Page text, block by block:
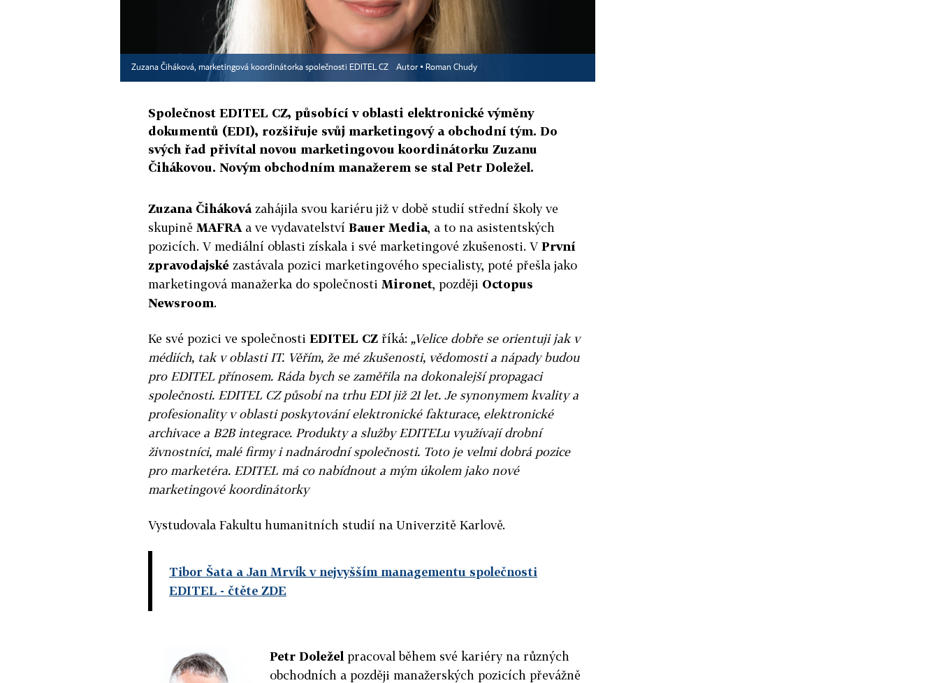
Zuzana Čiháková, marketingová koordinátorka společnosti EDITEL CZ Autor ▪ Roman Chudy
Společnost EDITEL CZ, působící v oblasti elektronické výměny
dokumentů (EDI), rozšiřuje svůj marketingový a obchodní tým. Do
svých řad přivítal novou marketingovou koordinátorku Zuzanu
Čihákovou. Novým obchodním manažerem se stal Petr Doležel.
Zuzana Čihákovázahájila svou kariéru již v době studií střední školy ve
skupině MAFRA a ve vydavatelství Bauer Media, a to na asistentských
pozicích. V mediální oblasti získala i své marketingové zkušenosti. V První
zpravodajské zastávala pozici marketingového specialisty, poté přešla jako
marketingová manažerka do společnosti Mironet, později Octopus
Newsroom.
Ke své pozici ve společnosti EDITEL CZ říká: „Velice dobře se orientuji jak v
médiích, tak v oblasti IT. Věřím, že mé zkušenosti, vědomosti a nápady budou
pro EDITEL přínosem. Ráda bych se zaměřila na dokonalejší propagaci
společnosti. EDITEL CZ působí na trhu EDI již 21 let. Je synonymem kvality a
profesionality v oblasti poskytování elektronické fakturace, elektronické
archivace a B2B integrace. Produkty a služby EDITELu využívají drobní
živnostníci, malé firmy i nadnárodní společnosti. Toto je velmi dobrá pozice
pro marketéra. EDITEL má co nabídnout a mým úkolem jako nové
marketingové koordinátorky
Vystudovala Fakultu humanitních studií na Univerzitě Karlově.
Tibor Šata a Jan Mrvík v nejvyšším managementu společnosti
EDITEL - čtěte ZDE
Petr Doležel pracoval během své kariéry na různých
obchodních a později manažerských pozicích převážně